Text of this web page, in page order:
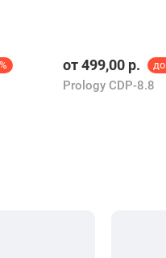
от499,00 р. до
Prology CDP-8.8